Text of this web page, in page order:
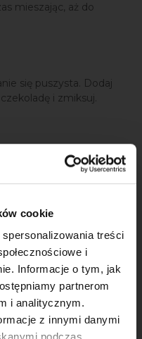
cookie
treści
i
Informacje o tym, jak
partnerom
i analitycznym.
z innymi danymi
mieszając, aż do
się puszysta. Dodaj
i zmiksuj.
i kukurydzianą.
masy.
formy i posyp
Pozostałą czekoladę
nad garnkiem z gotującą
×